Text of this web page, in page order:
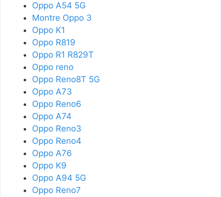
Oppo A54 5G
Montre Oppo 3
Oppo K1
Oppo R819
Oppo R1 R829T
Oppo reno
Oppo Reno8T 5G
Oppo A73
Oppo Reno6
Oppo A74
Oppo Reno3
Oppo Reno4
Oppo A76
Oppo K9
Oppo A94 5G
Oppo Reno7